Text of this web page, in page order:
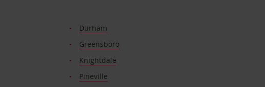
Durham
Greensboro
Knightdale
Pineville